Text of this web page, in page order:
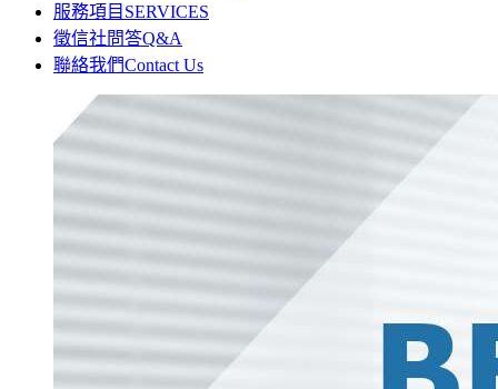
服務項目 SERVICES
徵信社問答Q&A
聯絡我們Contact Us